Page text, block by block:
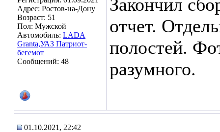
Адрес: Ростов-на-Дону
Возраст: 51
Пол: Мужской
Автомобиль: LADA
Granta,УАЗ Патриот-
бегемот
Сообщений: 48
Закончил
отчет.
полостей.
разумного.
01.10.2021, 22:42